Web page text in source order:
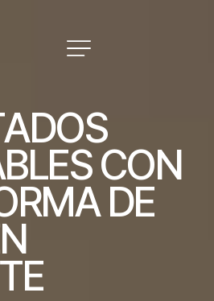
ADOS
BLES CON
RMA DE
N
TE